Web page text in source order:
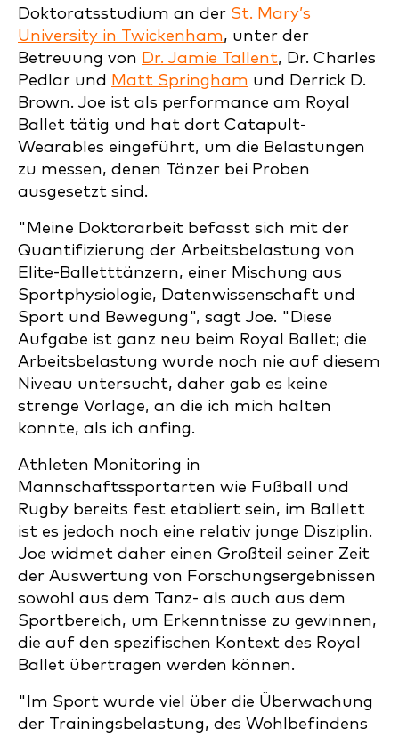
Doktoratsstudium an der St. Mary’s
University in Twickenham, unter der
Betreuung von Dr. Jamie Tallent, Dr. Charles
Pedlar und Matt Springham und Derrick D.
Brown. Joe ist als performance am Royal
Ballet tätig und hat dort Catapult-
Wearables eingeführt, um die Belastungen
zu messen, denen Tänzer bei Proben
ausgesetzt sind.
"Meine Doktorarbeit befasst sich mit der
Quantifizierung der Arbeitsbelastung von
Elite-Balletttänzern, einer Mischung aus
Sportphysiologie, Datenwissenschaft und
Sport und Bewegung", sagt Joe. "Diese
Aufgabe ist ganz neu beim Royal Ballet; die
Arbeitsbelastung wurde noch nie auf diesem
Niveau untersucht, daher gab es keine
strenge Vorlage, an die ich mich halten
konnte, als ich anfing.
Athleten Monitoring in
Mannschaftssportarten wie Fußball und
Rugby bereits fest etabliert sein, im Ballett
ist es jedoch noch eine relativ junge Disziplin.
Joe widmet daher einen Großteil seiner Zeit
der Auswertung von Forschungsergebnissen
sowohl aus dem Tanz- als auch aus dem
Sportbereich, um Erkenntnisse zu gewinnen,
die auf den spezifischen Kontext des Royal
Ballet übertragen werden können.
"Im Sport wurde viel über die Überwachung
der Trainingsbelastung, des Wohlbefindens